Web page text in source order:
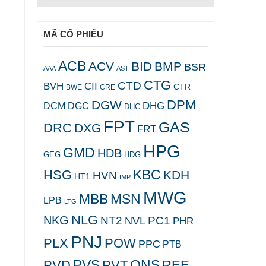
MÃ CỔ PHIẾU
AAA ACB ACV AST BID BMP BSR
BVH BWE CII CRE CTD CTG CTR
DCM DGC DGW DHC DHG DPM
DRC DXG FPT FRT GAS
GEG GMD HDB HDG HPG
HSG HT1 HVN IMP KBC KDH
LPB LTG MBBMSN MWG
NKG NLG NT2 NVL PC1 PHR
PLX PNJ POW PPC PTB